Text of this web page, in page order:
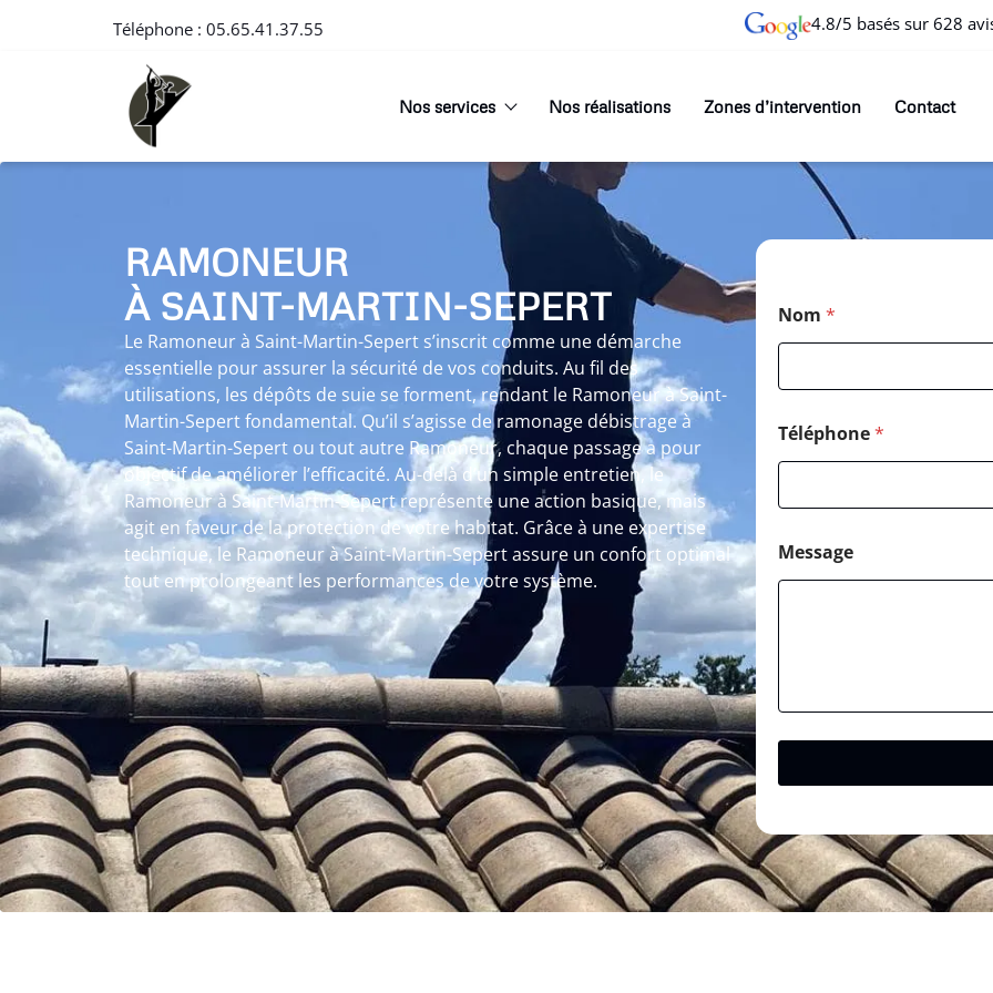
Téléphone : 05.65.41.37.55 4.8/5 basés sur 628
Nos services Nos réalisations Zones d’intervention Contact
RAMONEUR
À SAINT-MARTIN-SEPERT
Le Ramoneur à Saint-Martin-Sepert s’inscrit comme une démarche
essentielle pour assurer la sécurité de vos conduits. Au fil des
utilisations, les dépôts de suie se forment, rendant le Ramoneur à Saint-
Martin-Sepert fondamental. Qu’il s’agisse de ramonage débistrage à
Saint-Martin-Sepert ou tout autre Ramoneur, chaque passage a pour
objectif de améliorer l’efficacité. Au-delà d’un simple entretien, le
Ramoneur à Saint-Martin-Sepert représente une action basique, mais
agit en faveur de la protection de votre habitat. Grâce à une expertise
technique, le Ramoneur à Saint-Martin-Sepert assure un confort optimal
tout en prolongeant les performances de votre système.
Nom *
Téléphone*
Message